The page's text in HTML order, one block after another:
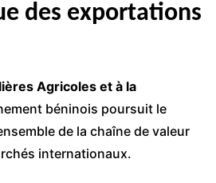
des exportations
Agricoles et à la
béninois poursuit le
de la chaîne de valeur
internationaux.